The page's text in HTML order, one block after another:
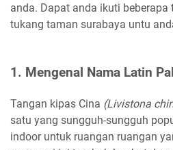
anda. Dapat anda ikuti
tukang taman surabaya untu
1. Mengenal Nama Latin
Tangan kipas Cina (Livistona
satu yang sungguh-sungguh
indoor untuk ruangan ruangan